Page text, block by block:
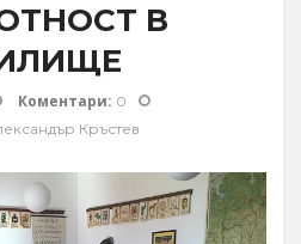
В
Коментари: 0
Кръстев